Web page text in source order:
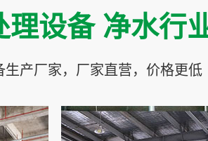
理设备 净水行
生产厂家，厂家直营，价格更低